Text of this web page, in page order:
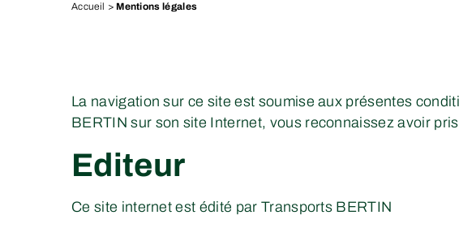
Accueil > Mentions légales
La navigation sur ce site est soumise aux présentes
BERTIN sur son site Internet, vous reconnaissez avoir
Editeur
Ce site internet est édité par Transports BERTIN